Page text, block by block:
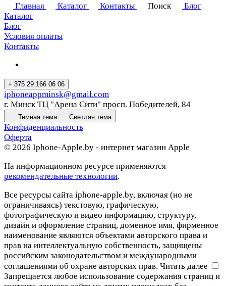
Главная Каталог Контакты Поиск
Блог
Каталог
Блог
Условия оплаты
Контакты
+ 375 29 166 06 06
iphoneappminsk@gmail.com
г. Минск ТЦ "Арена Сити" просп. Победителей, 84
Темная тема Светлая тема
Конфиденциальность
Оферта
© 2026 Iphone-Apple.by - интернет магазин Apple
На информационном ресурсе применяются
рекомендательные технологии.
Все ресурсы сайта iphone-apple.by, включая (но не
ограничиваясь) текстовую, графическую,
фотографическую и видео информацию, структуру,
дизайн и оформление страниц, доменное имя, фирменное
наименование являются объектами авторского права и
прав на интеллектуальную собственность, защищены
российским законодательством и международными
соглашениями об охране авторских прав. Читать далее
Запрещается любое использование содержания страниц и